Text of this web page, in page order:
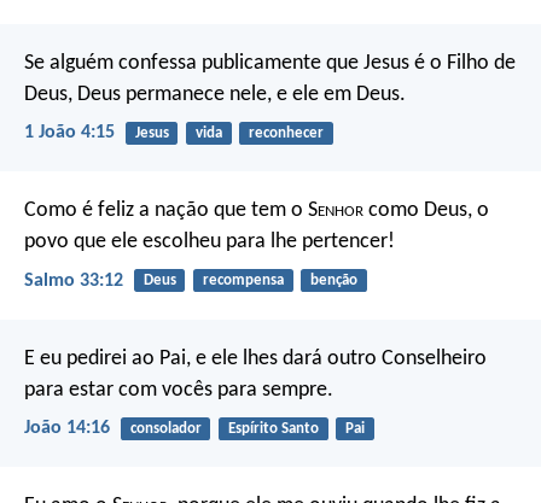
Se alguém confessa publicamente que Jesus é o Filho de
Deus, Deus permanece nele, e ele em Deus.
1 João 4:15 Jesus vida reconhecer
Como é feliz a nação que tem o Senhor como Deus, o
povo que ele escolheu para lhe pertencer!
Salmo 33:12 Deus recompensa benção
E eu pedirei ao Pai, e ele lhes dará outro Conselheiro
para estar com vocês para sempre.
João 14:16 consolador Espírito Santo Pai